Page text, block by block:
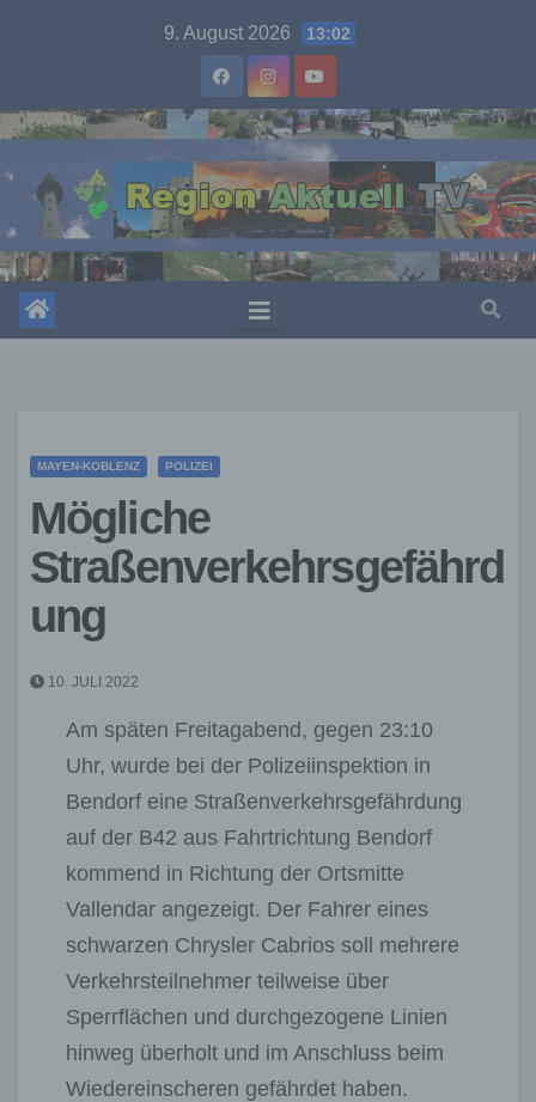
9. August 2026 13:02
MAYEN-KOBLENZ POLIZEI
Mögliche
Straßenverkehrsgefährd
ung
10. JULI 2022
Am späten Freitagabend, gegen 23:10
Uhr, wurde bei der Polizeiinspektion in
Bendorf eine Straßenverkehrsgefährdung
auf der B42 aus Fahrtrichtung Bendorf
kommend in Richtung der Ortsmitte
Vallendar angezeigt. Der Fahrer eines
schwarzen Chrysler Cabrios soll mehrere
Verkehrsteilnehmer teilweise über
Sperrflächen und durchgezogene Linien
hinweg überholt und im Anschluss beim
Wiedereinscheren gefährdet haben.